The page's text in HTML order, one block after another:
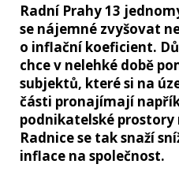
Radní Prahy 13
se nájemné zvyšovat
o inflační koeficient.
chce v nelehké době
subjektů, které si na
části pronajímají
podnikatelské prostory
Radnice se tak snaží
inflace na společnost.